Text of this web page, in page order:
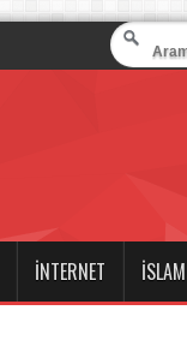
İNTERNET İSLAM